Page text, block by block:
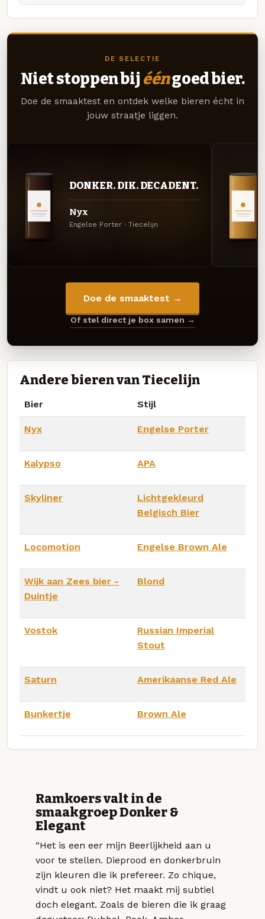
DE SELECTIE
Niet stoppen bij ééngoed bier.
Doe de smaaktest en ontdek welke bieren écht in
jouw straatje liggen.
DONKER. DIK. DECADENT.
Nyx
Engelse Porter · Tiecelijn
Doe de smaaktest →
Of stel direct je box samen →
Andere bieren van Tiecelijn
Bier Stijl
Nyx Engelse Porter
Kalypso APA
Skyliner
Lichtgekleurd
Belgisch Bier
Locomotion Engelse Brown Ale
Wijk aan Zees bier -
Duintje
Blond
Vostok
Russian Imperial
Stout
Saturn Amerikaanse Red Ale
Bunkertje Brown Ale
Ramkoers valt in de
smaakgroep Donker &
Elegant
“Het is een eer mijn Beerlijkheid aan u
voor te stellen. Dieprood en donkerbruin
zijn kleuren die ik prefereer. Zo chique,
vindt u ook niet? Het maakt mij subtiel
doch elegant. Zoals de bieren die ik graag